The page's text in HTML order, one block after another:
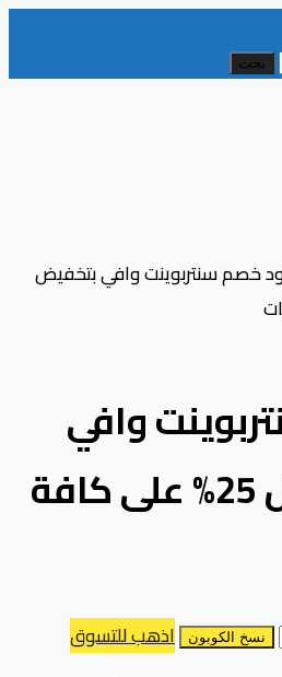
بحث
خصم سنتربوينت وافي بتخفيض
وافي
بتخفيض يصل 25% على كافة
نسخ الكوبون
اذهب للتسوق